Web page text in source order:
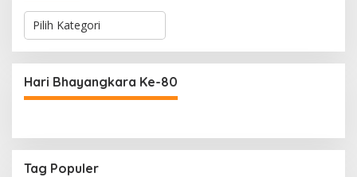
K
e
g
o
r
Hari Bhayangkara Ke-80
Tag Populer